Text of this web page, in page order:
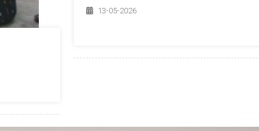
13-05-2026